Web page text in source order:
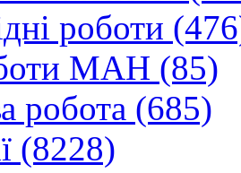
роботи
МАН (85)
робота (685)
(8228)